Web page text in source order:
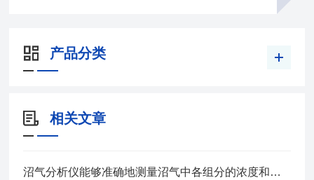
产品分类
相关文章
沼气分析仪能够准确地测量沼气中各组分的浓度和比例